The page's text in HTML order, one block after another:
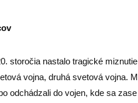
storočia nastalo tragické
vojna, druhá svetová vojna.
odchádzali do vojen, kde sa